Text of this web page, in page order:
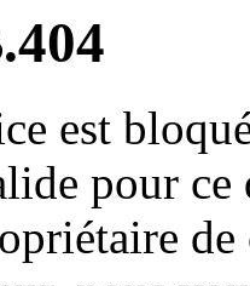
est
pour ce